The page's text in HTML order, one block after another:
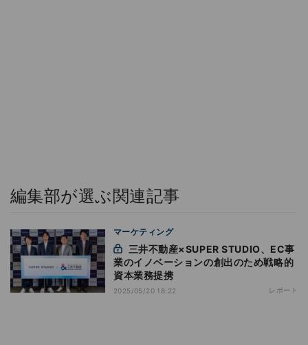
編集部が選ぶ関連記事
マーケティング
業のイノベーションの創出のため戦略的
資本業務提携
2025/05/20 18:22 レポート